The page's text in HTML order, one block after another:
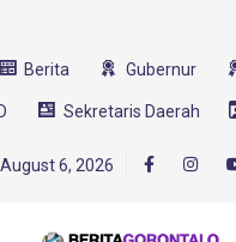
Berita Gubernur
Sekretaris Daerah
August 6, 2026